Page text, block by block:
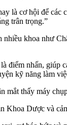
là cơ hội để
trân trọng.”
khoa như
nhấn, giúp
kỹ năng làm
thấy máy
Dược và